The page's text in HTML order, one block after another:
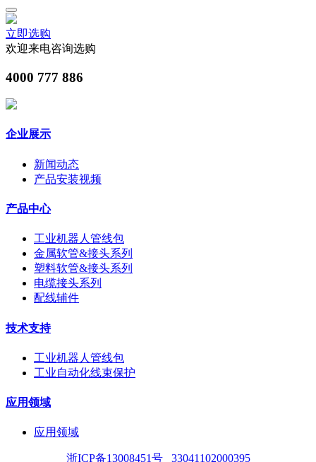
立即选购
欢迎来电咨询选购
4000 777 886
企业展示
新闻动态
产品安装视频
产品中心
工业机器人管线包
金属软管&接头系列
塑料软管&接头系列
电缆接头系列
配线辅件
技术支持
工业机器人管线包
工业自动化线束保护
应用领域
应用领域
浙ICP备13008451号 33041102000395